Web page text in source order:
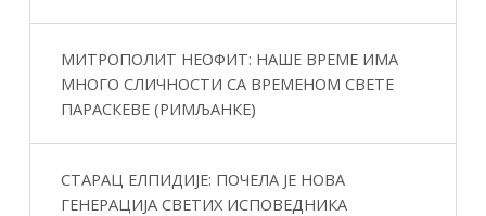
МИТРОПОЛИТ НЕОФИТ: НАШЕ ВРЕМЕ ИМА
МНОГО СЛИЧНОСТИ СА ВРЕМЕНОМ СВЕТЕ
ПАРАСКЕВЕ (РИМЉАНКЕ)
СТАРАЦ ЕЛПИДИЈЕ: ПОЧЕЛА ЈЕ НОВА
ГЕНЕРАЦИЈА СВЕТИХ ИСПОВЕДНИКА